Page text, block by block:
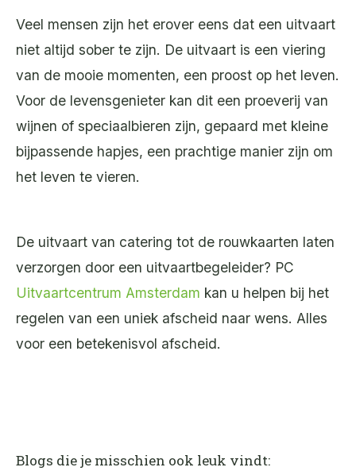
Veel mensen zijn het erover eens dat een uitvaart
niet altijd sober te zijn. De uitvaart is een viering
van de mooie momenten, een proost op het leven.
Voor de levensgenieter kan dit een proeverij van
wijnen of speciaalbieren zijn, gepaard met kleine
bijpassende hapjes, een prachtige manier zijn om
het leven te vieren.
De uitvaart van catering tot de rouwkaarten laten
verzorgen door een uitvaartbegeleider? PC
Uitvaartcentrum Amsterdam kan u helpen bij het
regelen van een uniek afscheid naar wens. Alles
voor een betekenisvol afscheid.
Blogs die je misschien ook leuk vindt: